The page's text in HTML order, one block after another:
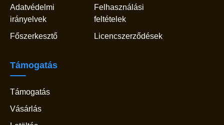
Adatvédelmi
irányelvek
Felhasználási
feltételek
Főszerkesztő
Licencszerződések
Támogatás
Támogatás
Vásárlás